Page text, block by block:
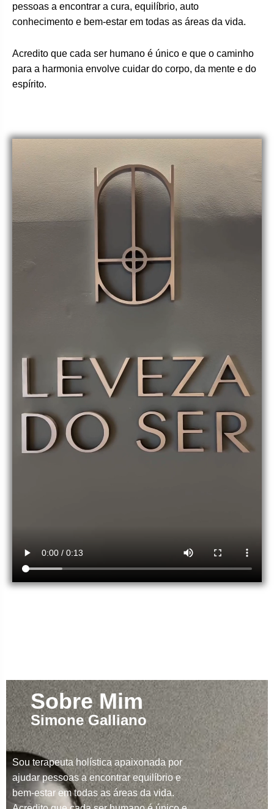
pessoas a encontrar a cura, equilíbrio, auto
conhecimento e bem-estar em todas as áreas da vida.
Acredito que cada ser humano é único e que o caminho
para a harmonia envolve cuidar do corpo, da mente e do
espírito.
Sobre Mim
Simone Galliano
Sou terapeuta holística apaixonada por
ajudar pessoas a encontrar equilíbrio e
bem-estar em todas as áreas da vida.